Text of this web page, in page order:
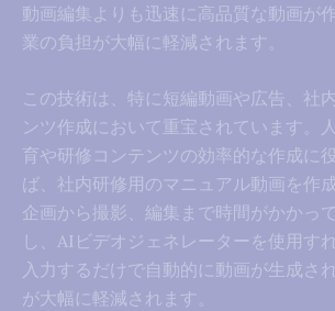
動画編集よりも迅速に高品質な動画が
業の負担が大幅に軽減されます。
この技術は、特に短編動画や広告、社
ンツ作成において重宝されています。
育や研修コンテンツの効率的な作成に
ば、社内研修用のマニュアル動画を作
企画から撮影、編集まで時間がかかっ
し、AIビデオジェネレーターを使用す
入力するだけで自動的に動画が生成さ
が大幅に軽減されます。